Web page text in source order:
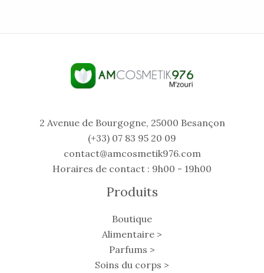
2 Avenue de Bourgogne, 25000 Besançon
(+33) 07 83 95 20 09
contact@amcosmetik976.com
Horaires de contact : 9h00 - 19h00
Produits
Boutique
Alimentaire >
Parfums >
Soins du corps >